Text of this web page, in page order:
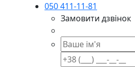
050 411-11-81
Замовити дзвінок